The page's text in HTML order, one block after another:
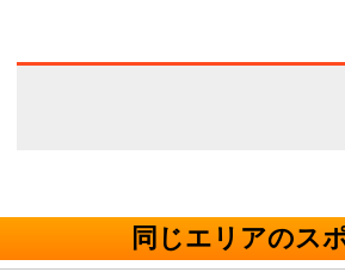
同じエリアのス